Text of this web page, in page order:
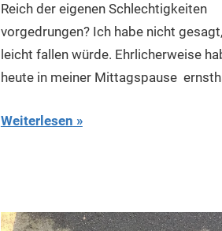
Reich der eigenen Schlechtigkeiten
vorgedrungen? Ich habe nicht
leicht fallen würde. Ehrlicherweise
heute in meiner Mittagspause
Weiterlesen